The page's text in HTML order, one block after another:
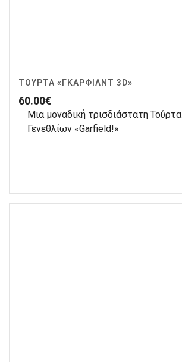
ΤΟΎΡΤΑ «ΓΚΆΡΦΙΛΝΤ 3D»
60.00€
Μια μοναδική τρισδιάστατη Τούρτα
Γενεθλίων «Garfield!»